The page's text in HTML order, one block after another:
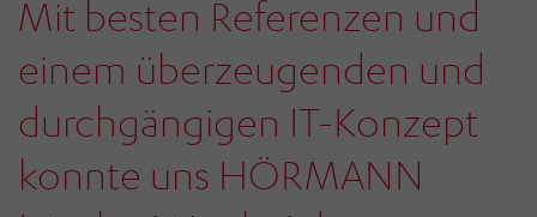
Mit besten Referenzen und
einem überzeugenden und
durchgängigen IT-Konzept
konnte uns HÖRMANN